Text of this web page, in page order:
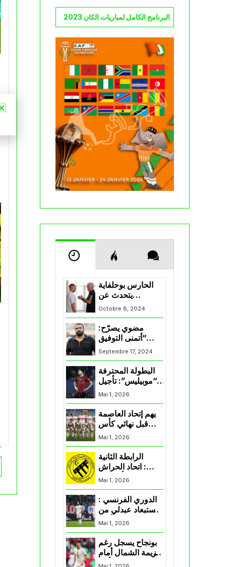
البرنامج الكامل لمباريات الكان 2023
الحارس بوحلفاية
يتحدث عن
طموحاته مع
المنتخب و شباب
قسنطينة
Octobre 8, 2024
مضوي يصرّح:
“أتمنى التوفيق
لممثلي الكرة
الجزائرية في
Septembre 17, 2024
البطولة المحترفة
“موبيليس”: تأجيل
مباراة إتحاد
العاصمة وأتلتيك
بارادو
Mai 1, 2026
يهم إتحاد العاصمة
قبل نهائي كأس
اكاف : الزمالك
يسقط بثلاثية أمام
Mai 1, 2026
الرابطة الثانية
: اتحاد الحراش
يحسم التأهل إلى
“البلاي أوف”
Mai 1, 2026
الدوري الفرنسي :
استبعاد عبدلي من
قائمة مرسيليا أمام
Mai 1, 2026
بونجاح يسجل رغم
هزيمة الشمال أمام
السد في كأس